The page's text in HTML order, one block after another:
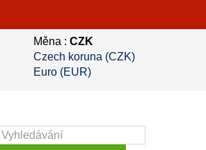
Měna : CZK
Czech koruna (CZK)
Euro (EUR)